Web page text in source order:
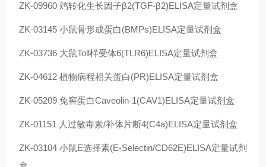
ZK-09960 鸡转化生长因子β2(TGF-β2)ELISA定量试剂盒
ZK-03145 小鼠骨形成蛋白(BMPs)ELISA定量试剂盒
ZK-03736 大鼠Toll样受体6(TLR6)ELISA定量试剂盒
ZK-04612 植物病程相关蛋白(PR)ELISA定量试剂盒
ZK-05209 兔窖蛋白Caveolin-1(CAV1)ELISA定量试剂盒
ZK-01151 人过敏毒素/补体片断4(C4a)ELISA定量试剂盒
ZK-03104 小鼠E选择素(E-Selectin/CD62E)ELISA定量试剂